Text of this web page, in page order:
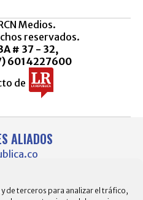
Medios.
reservados.
# 37 - 32,
6014227600
de
ALIADOS
de terceros para analizar el tráfico,